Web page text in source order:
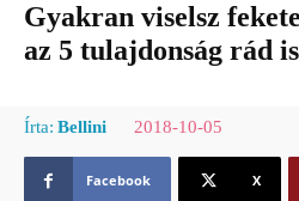
Gyakran viselsz
az 5 tulajdonság rád
Írta: Bellini 2018-10-05
Facebook X